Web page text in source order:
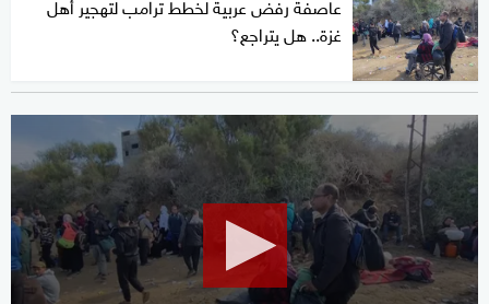
غزة.. هل يتراجع؟
seconds
9
minutes,
38
seconds